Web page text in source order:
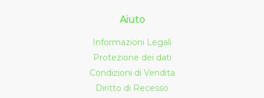
Aiuto
Informazioni Legali
Protezione dei dati
Condizioni di Vendita
Diritto di Recesso